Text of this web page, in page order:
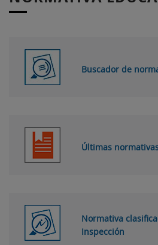
Buscador de
Últimas
Normativa
Inspección